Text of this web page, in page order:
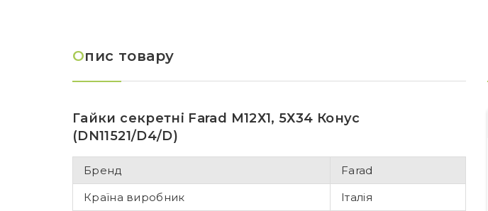
Опис товару
Гайки секретні Farad М12Х1, 5Х34 Конус
(DN11521/D4/D)
Бренд
Farad
Країна виробник
Італія